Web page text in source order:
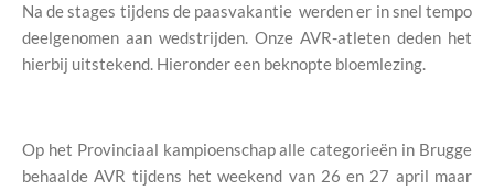
Na de stages tijdens de paasvakantie werden er in snel tempo
deelgenomen aan wedstrijden. Onze AVR-atleten deden het
hierbij uitstekend. Hieronder een beknopte bloemlezing.
Op het Provinciaal kampioenschap alle categorieën in Brugge
behaalde AVR tijdens het weekend van 26 en 27 april maar